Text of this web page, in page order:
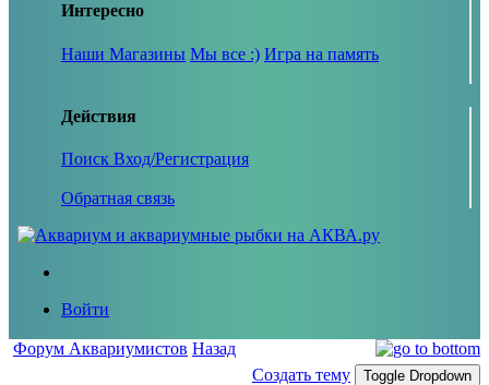
Интересно
Наши Магазины Мы все :) Игра на память
Действия
Поиск Вход/Регистрация
Обратная связь
Войти
Форум Аквариумистов Назад
Создать тему
Toggle Dropdown